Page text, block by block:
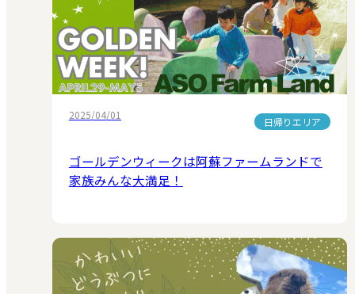
2025/04/01
日帰りエリア
ゴールデンウィークは阿蘇ファームランドで
家族みんな大満足！